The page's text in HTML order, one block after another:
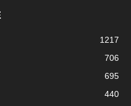
1217
706
695
440